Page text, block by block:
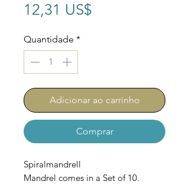
12,31 US$
Quantidade *
Adicionar ao carrinho
Comprar
Spiralmandrell
Mandrel comes in a Set of 10.